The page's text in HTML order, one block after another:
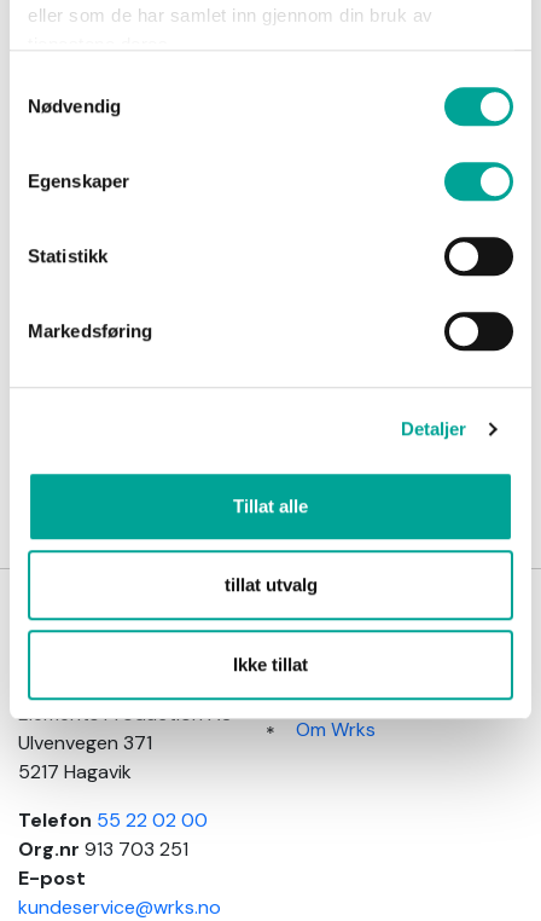
eller som de har samlet inn gjennom din bruk av
Nødvendig
Egenskaper
Statistikk
Markedsføring
Detaljer
Tillat alle
tillat utvalg
Ikke tillat
inn
konto
Nye kunder
Opprettelse av konto har mange fordeler: Raskere
Wrks
arbeidsklær
Elements Production AS
Ulvenvegen 371
5217 Hagavik
Telefon 55 22 02 00
Org.nr 913 703 251
E-post
kundeservice@wrks.no
Kundeinformasjon
Salgsbetingelser
Kundeservice
Om Wrks